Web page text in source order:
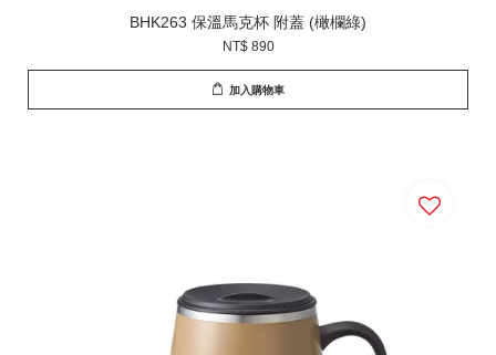
BHK263 保溫馬克杯 附蓋 (橄欄綠)
NT$ 890
加入購物車